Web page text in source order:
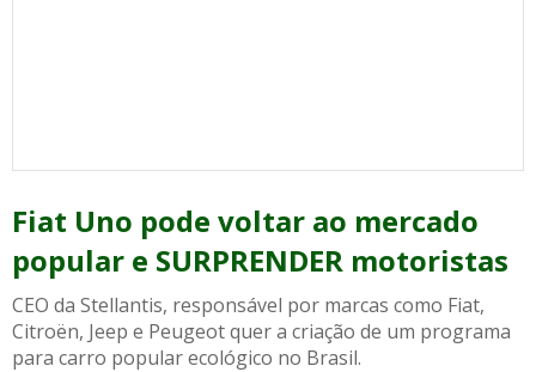
Fiat Uno pode voltar ao mercado
popular e SURPRENDER motoristas
CEO da Stellantis, responsável por marcas como Fiat,
Citroën, Jeep e Peugeot quer a criação de um programa
para carro popular ecológico no Brasil.